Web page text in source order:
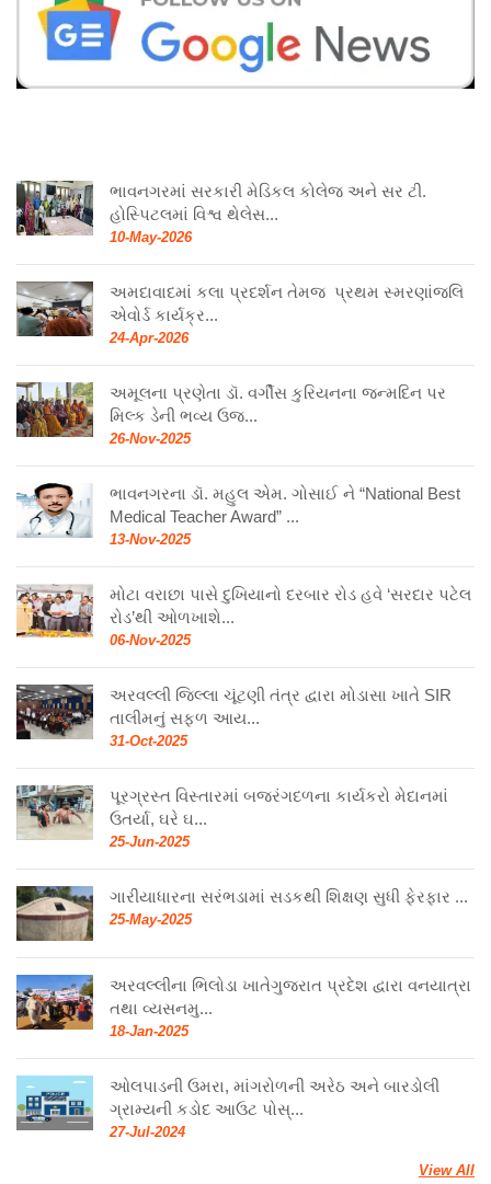
ભાવનગરમાં સરકારી મેડિકલ કોલેજ અને સર ટી.
હોસ્પિટલમાં વિશ્વ થેલેસ...
10-May-2026
અમદાવાદમાં કલા પ્રદર્શન તેમજ પ્રથમ સ્મરણાંજલિ
એવોર્ડ કાર્યક્ર...
24-Apr-2026
અમૂલના પ્રણેતા ડૉ. વર્ગીસ કુરિયનના જન્મદિન પર
મિલ્ક ડેની ભવ્ય ઉજ...
26-Nov-2025
ભાવનગરના ડૉ. મહુલ એમ. ગોસાઈ ને “National Best
Medical Teacher Award” ...
13-Nov-2025
મોટા વરાછા પાસે દુખિયાનો દરબાર રોડ હવે ‘સરદાર પટેલ
રોડ’થી ઓળખાશે...
06-Nov-2025
અરવલ્લી જિલ્લા ચૂંટણી તંત્ર દ્વારા મોડાસા ખાતે SIR
તાલીમનું સફળ આય...
31-Oct-2025
પૂરગ્રસ્ત વિસ્તારમાં બજરંગદળના કાર્યકરો મેદાનમાં
ઉતર્યા, ઘરે ઘ...
25-Jun-2025
ગારીયાધારના સરંભડામાં સડકથી શિક્ષણ સુધી ફેરફાર ...
25-May-2025
અરવલ્લીના ભિલોડા ખાતેગુજરાત પ્રદેશ દ્વારા વનયાત્રા
તથા વ્યસનમુ...
18-Jan-2025
ઓલપાડની ઉમરા, માંગરોળની અરેઠ અને બારડોલી
ગ્રામ્યની કડોદ આઉટ પોસ્...
27-Jul-2024
View All